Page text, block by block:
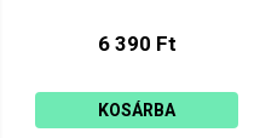
6 390 Ft
KOSÁRBA